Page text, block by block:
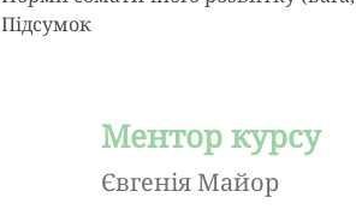
Підсумок
Ментор курсу
Євгенія Майор